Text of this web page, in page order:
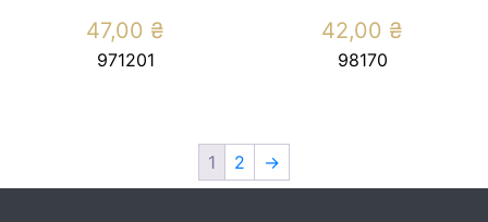
47,00 ₴
971201
42,00 ₴
98170
1 2 →